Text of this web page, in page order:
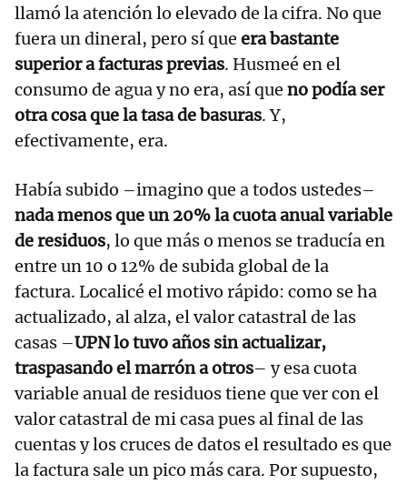
llamó la atención lo elevado de la cifra. No que
fuera un dineral, pero sí que era bastante
superior a facturas previas. Husmeé en el
consumo de agua y no era, así que no podía ser
otra cosa que la tasa de basuras. Y,
efectivamente, era.
Había subido –imagino que a todos ustedes–
nada menos que un 20% la cuota anual variable
de residuos, lo que más o menos se traducía en
entre un 10 o 12% de subida global de la
factura. Localicé el motivo rápido: como se ha
actualizado, al alza, el valor catastral de las
casas –UPN lo tuvo años sin actualizar,
traspasando el marrón a otros– y esa cuota
variable anual de residuos tiene que ver con el
valor catastral de mi casa pues al final de las
cuentas y los cruces de datos el resultado es que
la factura sale un pico más cara. Por supuesto,